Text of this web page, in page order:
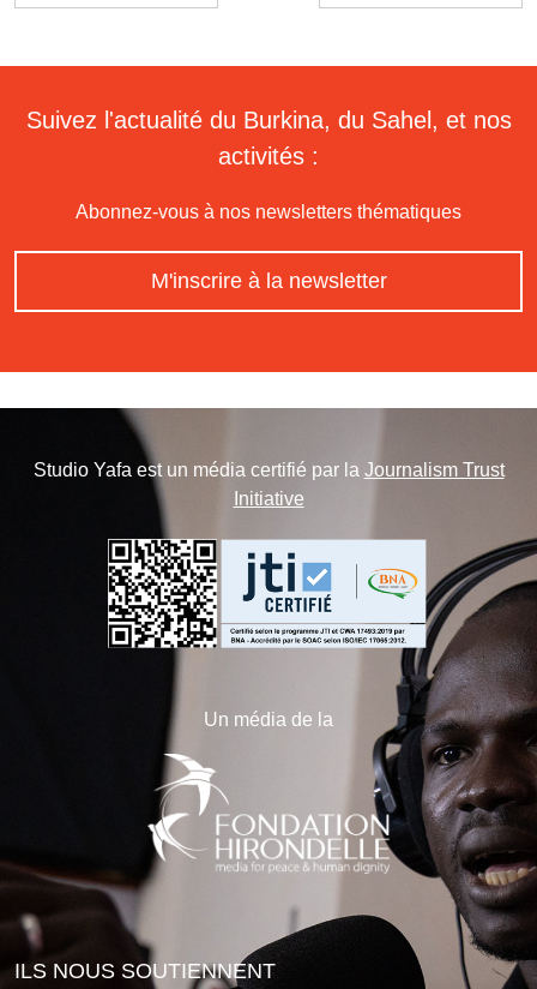
Suivez l'actualité du Burkina, du Sahel, et nos
activités :
Abonnez-vous à nos newsletters thématiques
M'inscrire à la newsletter
Studio Yafa est un média certifié par la Journalism Trust
Initiative
Un média de la
ILS NOUS SOUTIENNENT